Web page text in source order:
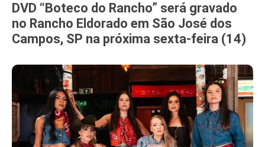
DVD “Boteco do Rancho” será gravado
no Rancho Eldorado em São José dos
Campos, SP na próxima sexta-feira (14)